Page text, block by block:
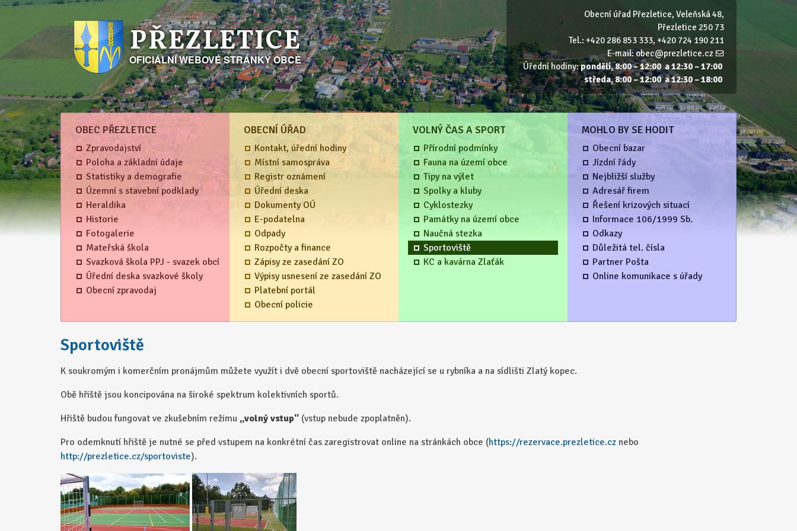
PŘEZLETICE
OFICIÁLNÍ WEBOVÉ STRÁNKY OBCE
Obecní úřad Přezletice, Veleňská 48,
Přezletice 250 73
Tel.: +420 286 853 333, +420 724 190 211
E‑mail:obec@prezletice.cz
Úřední hodiny:pondělí, 8:00 – 12:00 a 12:30 – 17:00
středa, 8:00 – 12:00 a 12:30 – 18:00
OBEC PŘEZLETICE
Zpravodajství
Poloha a základní údaje
Statistiky a demografie
Územní s stavební podklady
Heraldika
Historie
Fotogalerie
Mateřská škola
Svazková škola PPJ - svazek obcí
Úřední deska svazkové školy
Obecní zpravodaj
OBECNÍ ÚŘAD
Kontakt, úřední hodiny
Místní samospráva
Registr oznámení
Úřední deska
Dokumenty OÚ
E-podatelna
Odpady
Rozpočty a finance
Zápisy ze zasedání ZO
Výpisy usnesení ze zasedání ZO
Platební portál
Obecní policie
VOLNÝ ČAS A SPORT
Přírodní podmínky
Fauna na území obce
Tipy na výlet
Spolky a kluby
Cyklostezky
Památky na území obce
Naučná stezka
Sportoviště
KC a kavárna Zlaťák
MOHLO BY SE HODIT
Obecní bazar
Jízdní řády
Nejbližší služby
Adresář firem
Řešení krizových situací
Informace 106/1999 Sb.
Odkazy
Důležitá tel. čísla
Partner Pošta
Online komunikace s úřady
Sportoviště
K soukromým i komerčním pronájmům můžete využít i dvě obecní sportoviště nacházející se u rybníka a na sídlišti Zlatý kopec.
Obě hřiště jsou koncipována na široké spektrum kolektivních sportů.
Hřiště budou fungovat ve zkušebním režimu „volný vstup“ (vstup nebude zpoplatněn).
Pro odemknutí hřiště je nutné se před vstupem na konkrétní čas zaregistrovat online na stránkách obce (https://rezervace.prezletice.cz nebo
http://prezletice.cz/sportoviste).